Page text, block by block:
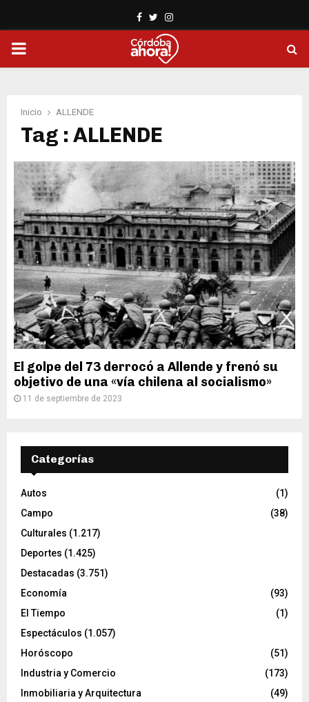
Facebook
TwitterInstagram
PRIMARY
Inicio ALLENDE
Tag : ALLENDE
El golpe del 73 derrocó a Allende y frenó su
objetivo de una «vía chilena al socialismo»
11 de septiembre de 2023
Categorías
Autos
(1)
Campo
(38)
Culturales (1.217)
Deportes (1.425)
Destacadas (3.751)
Economía
(93)
El Tiempo
(1)
Espectáculos (1.057)
Horóscopo
(51)
Industria y Comercio
(173)
Inmobiliaria y Arquitectura
(49)